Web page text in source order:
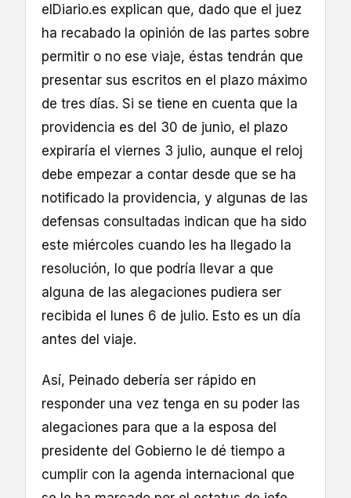
elDiario.es explican que, dado que el juez
ha recabado la opinión de las partes sobre
permitir o no ese viaje, éstas tendrán que
presentar sus escritos en el plazo máximo
de tres días. Si se tiene en cuenta que la
providencia es del 30 de junio, el plazo
expiraría el viernes 3 julio, aunque el reloj
debe empezar a contar desde que se ha
notificado la providencia, y algunas de las
defensas consultadas indican que ha sido
este miércoles cuando les ha llegado la
resolución, lo que podría llevar a que
alguna de las alegaciones pudiera ser
recibida el lunes 6 de julio. Esto es un día
antes del viaje.
Así, Peinado debería ser rápido en
responder una vez tenga en su poder las
alegaciones para que a la esposa del
presidente del Gobierno le dé tiempo a
cumplir con la agenda internacional que